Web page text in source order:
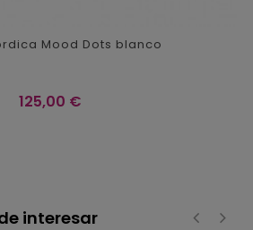
Mood Dots blanco
Precio
125,00 €
interesar